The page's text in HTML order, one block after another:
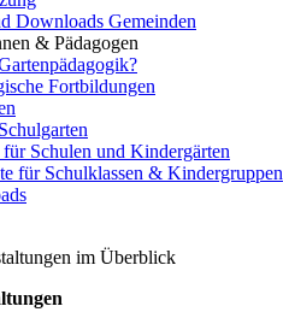
Downloads Gemeinden
& Pädagogen
Fortbildungen
für Schulen und Kindergärten
für Schulklassen & Kindergruppen
im Überblick